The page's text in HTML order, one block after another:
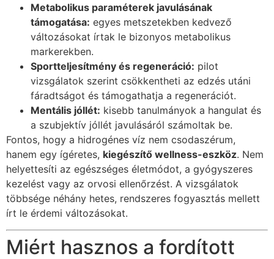
Metabolikus paraméterek javulásának
támogatása: egyes metszetekben kedvező
változásokat írtak le bizonyos metabolikus
markerekben.
Sportteljesítmény és regeneráció: pilot
vizsgálatok szerint csökkentheti az edzés utáni
fáradtságot és támogathatja a regenerációt.
Mentális jóllét: kisebb tanulmányok a hangulat és
a szubjektív jóllét javulásáról számoltak be.
Fontos, hogy a hidrogénes víz nem csodaszérum,
hanem egy ígéretes, kiegészítő wellness-eszköz. Nem
helyettesíti az egészséges életmódot, a gyógyszeres
kezelést vagy az orvosi ellenőrzést. A vizsgálatok
többsége néhány hetes, rendszeres fogyasztás mellett
írt le érdemi változásokat.
Miért hasznos a fordított